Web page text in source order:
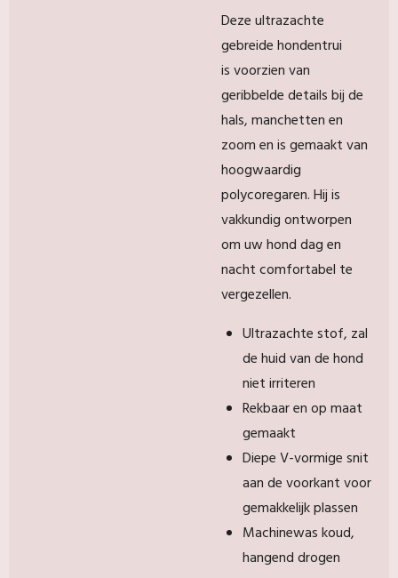
Deze ultrazachte
gebreide hondentrui
isvoorzien van
geribbelde details bij de
hals, manchetten en
zoom en is gemaakt van
hoogwaardig
polycoregaren. Hij is
vakkundig ontworpen
om uw hond dag en
nacht comfortabel te
vergezellen.
Ultrazachte stof, zal
de huid van de hond
niet irriteren
Rekbaar en op maat
gemaakt
Diepe V-vormige snit
aan de voorkant voor
gemakkelijk plassen
Machinewas koud,
hangend drogen